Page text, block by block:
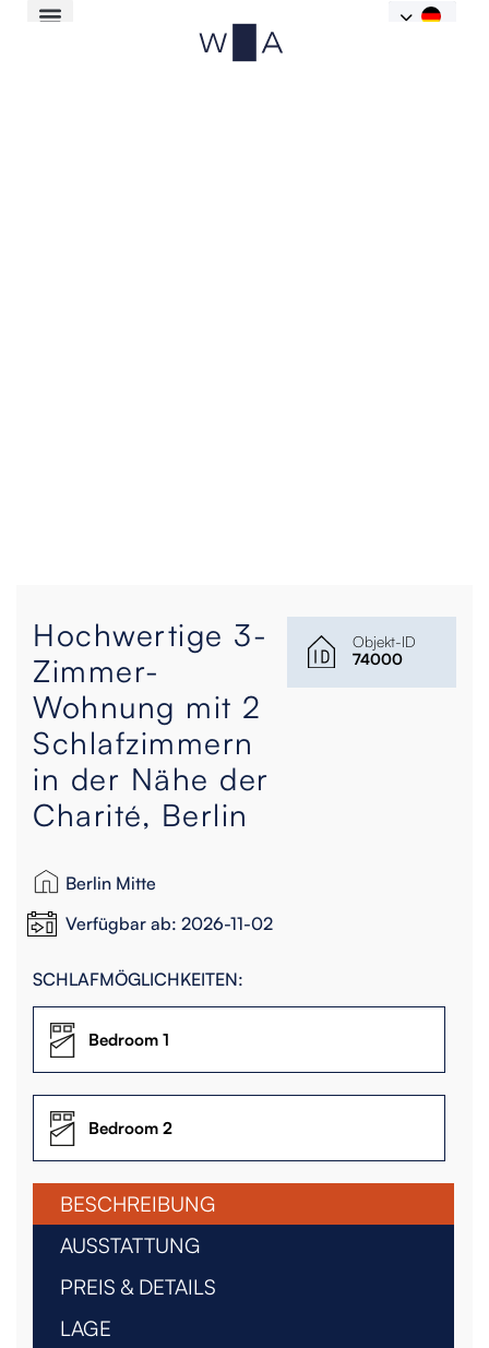
Hochwertige 3-
Zimmer-
Wohnung mit 2
Schlafzimmern
in der Nähe der
Charité, Berlin
Objekt-ID
74000
Berlin Mitte
Verfügbar ab: 2026-11-02
SCHLAFMÖGLICHKEITEN:
Bedroom 1
Bedroom 2
BESCHREIBUNG
AUSSTATTUNG
PREIS & DETAILS
LAGE